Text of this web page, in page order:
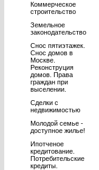
Коммерческое
строительство
Земельное
законодательство
Снос пятиэтажек.
Снос домов в
Москве.
Реконструция
домов. Права
граждан при
выселении.
Сделки с
недвижимостью
Молодой семье -
доступное жилье!
Ипотченое
кредитование.
Потребительские
кредиты.